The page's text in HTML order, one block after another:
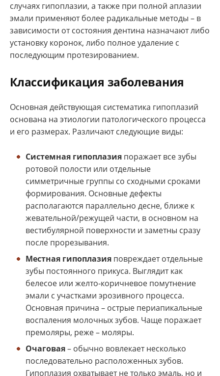
случаях гипоплазии, а также при полной аплазии
эмали применяют более радикальные методы – в
зависимости от состояния дентина назначают либо
установку коронок, либо полное удаление с
последующим протезированием.
Классификация заболевания
Основная действующая систематика гипоплазий
основана на этиологии патологического процесса
и его размерах. Различают следующие виды:
Системная гипоплазия поражает все зубы
ротовой полости или отдельные
симметричные группы со сходными сроками
формирования. Основные дефекты
располагаются параллельно десне, ближе к
жевательной/режущей части, в основном на
вестибулярной поверхности и заметны сразу
после прорезывания.
Местная гипоплазия повреждает отдельные
зубы постоянного прикуса. Выглядит как
белесое или желто-коричневое помутнение
эмали с участками эрозивного процесса.
Основная причина – острые периапикальные
воспаления молочных зубов. Чаще поражает
премоляры, реже – моляры.
Очаговая– обычно вовлекает несколько
последовательно расположенных зубов.
Гипоплазия охватывает не только эмаль, но и